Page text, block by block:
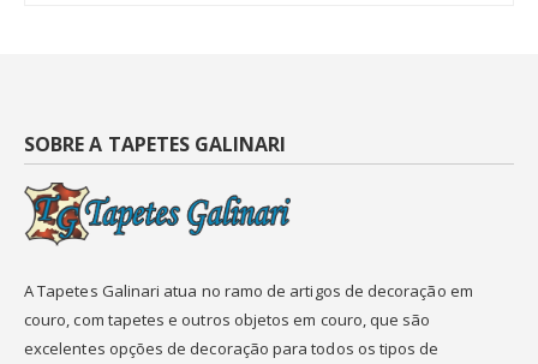
SOBRE A TAPETES GALINARI
A Tapetes Galinari atua no ramo de artigos de decoração em
couro, com tapetes e outros objetos em couro, que são
excelentes opções de decoração para todos os tipos de